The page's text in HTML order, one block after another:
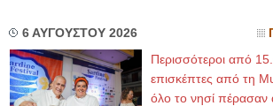
6 ΑΥΓΟΥΣΤΟΥ 2026
Περισσότεροι από
επισκέπτες από τη
όλο το νησί